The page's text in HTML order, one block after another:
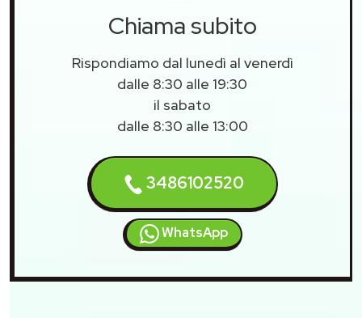
Chiama subito
Rispondiamo dal lunedì al venerdì
dalle 8:30 alle 19:30
il sabato
dalle 8:30 alle 13:00
3486102520
WhatsApp